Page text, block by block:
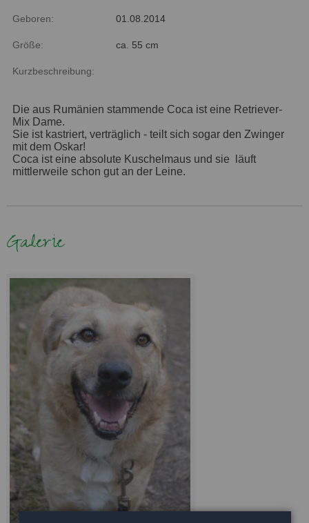
Geboren: 01.08.2014
Größe: ca. 55 cm
Kurzbeschreibung:
Die aus Rumänien stammende Coca ist eine Retriever-
Mix Dame.
Sie ist kastriert, verträglich - teilt sich sogar den Zwinger
mit dem Oskar!
Coca ist eine absolute Kuschelmaus und sie läuft
mittlerweile schon gut an der Leine.
Galerie